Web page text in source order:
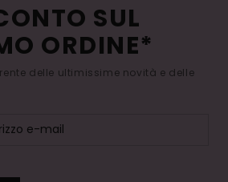
SUL
ORDINE*
delle ultimissime novità e delle